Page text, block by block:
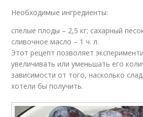
Необходимые ингредиенты:
спелые плоды – 2,5 кг; сахарный
сливочное масло – 1 ч. л.
Этот рецепт позволяет
увеличивать или уменьшать его
зависимости от того, насколько
хотели бы получить.